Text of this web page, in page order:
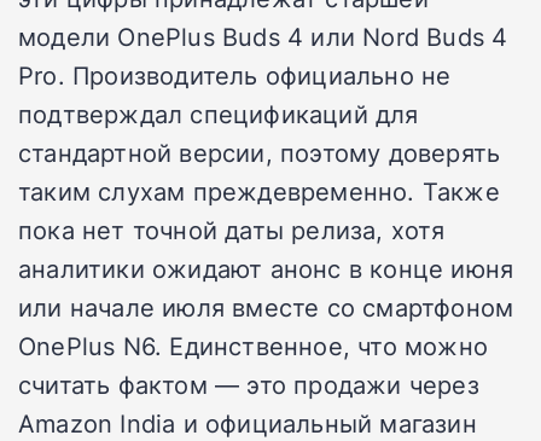
модели OnePlus Buds 4 или Nord Buds 4
Pro. Производитель официально не
подтверждал спецификаций для
стандартной версии, поэтому доверять
таким слухам преждевременно. Также
пока нет точной даты релиза, хотя
аналитики ожидают анонс в конце июня
или начале июля вместе со смартфоном
OnePlus N6. Единственное, что можно
считать фактом — это продажи через
Amazon India и официальный магазин